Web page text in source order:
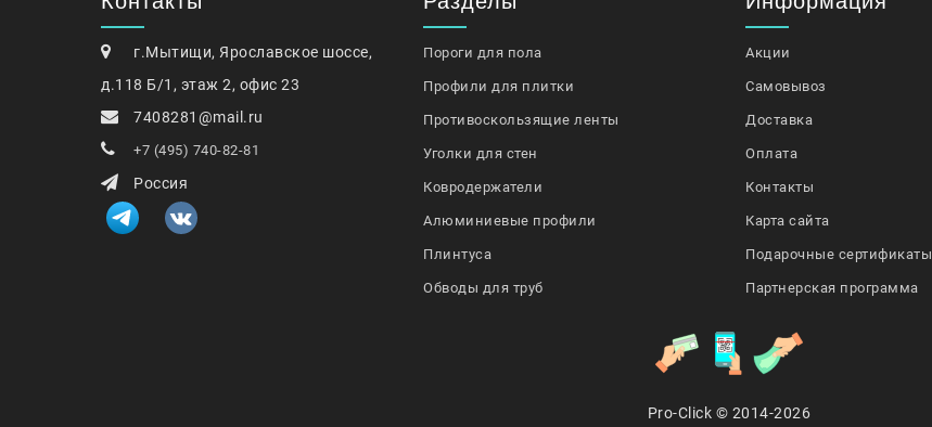
г.Мытищи, Ярославское шоссе,
д.118 Б/1, этаж 2, офис 23
7408281@mail.ru
+7 (495) 740-82-81
Россия
Пороги для пола
Профили для плитки
Противоскользящие ленты
Уголки для стен
Ковродержатели
Алюминиевые профили
Плинтуса
Обводы для труб
Акции
Самовывоз
Доставка
Оплата
Контакты
Карта сайта
Подарочные сертификаты
Партнерская программа
Pro-Click © 2014-2026